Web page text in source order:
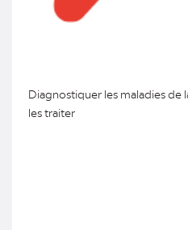
Diagnostiquer les maladies de
les traiter